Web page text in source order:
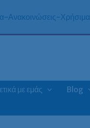
Ανακοινώσεις-Χρήσιμα
με εμάς
Blog